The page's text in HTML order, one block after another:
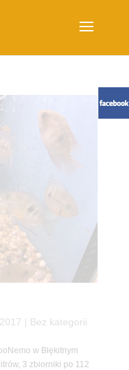
| Bez kategorii
w Błękitnym
3 zbiorniki po 112